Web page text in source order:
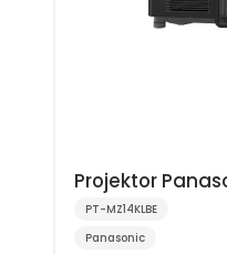
Projektor
PT-MZ14KLBE
Panasonic